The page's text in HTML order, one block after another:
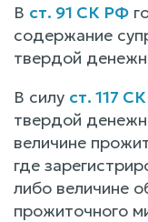
В ст. 91 СК РФ
содержание
твердой
В силу ст. 117
твердой
величине
где
либо величине
прожиточного